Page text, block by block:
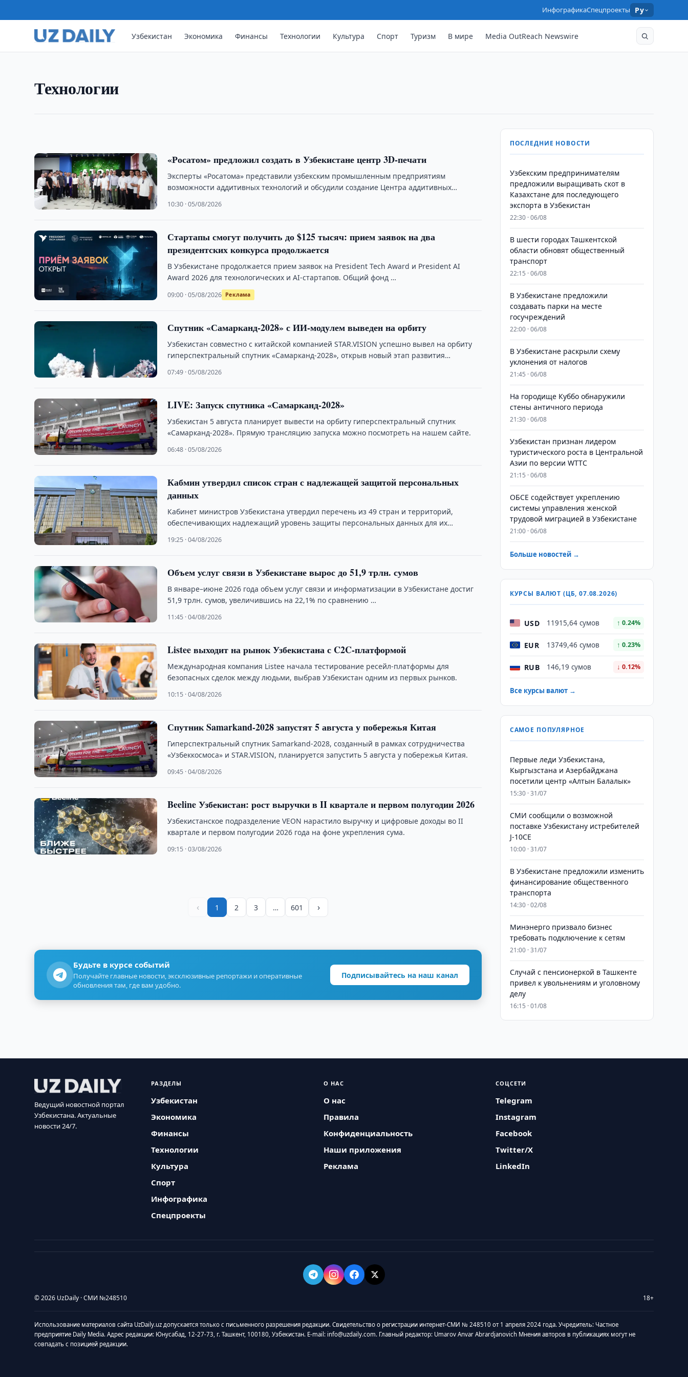
ИнфографикаСпецпроекты Ру
Узбекистан Экономика Финансы Технологии Культура Спорт Туризм В мире Media OutReach Newswire
Технологии
ТЕХНОЛОГИИ
33,3 млн. За десять лет этот показатель увеличился в 4,3 раза.
«Росатом» предложил создать в Узбекистане центр 3D-печати
Эксперты «Росатома» представили узбекским промышленным предприятиям
возможности аддитивных технологий и обсудили создание Центра аддитивных
10:30 · 05/08/2026
Стартапы смогут получить до $125 тысяч: прием заявок на два
президентских конкурса продолжается
В Узбекистане продолжается прием заявок на President Tech Award и President AI
Award 2026 для технологических и AI-стартапов. Общий фонд …
09:00 · 05/08/2026 Реклама
Спутник «Самарканд-2028» с ИИ-модулем выведен на орбиту
Узбекистан совместно с китайской компанией STAR.VISION успешно вывел на орбиту
гиперспектральный спутник «Самарканд-2028», открыв новый этап развития
07:49 · 05/08/2026
LIVE: Запуск спутника «Самарканд-2028»
Узбекистан 5 августа планирует вывести на орбиту гиперспектральный спутник
«Самарканд-2028». Прямую трансляцию запуска можно посмотреть на нашем сайте.
06:48 · 05/08/2026
Кабмин утвердил список стран с надлежащей защитой персональных
данных
Кабинет министров Узбекистана утвердил перечень из 49 стран и территорий,
обеспечивающих надлежащий уровень защиты персональных данных для их
19:25 · 04/08/2026
Объем услуг связи в Узбекистане вырос до 51,9 трлн. сумов
В январе–июне 2026 года объем услуг связи и информатизации в Узбекистане достиг
51,9 трлн. сумов, увеличившись на 22,1% по сравнению …
11:45 · 04/08/2026
Listee выходит на рынок Узбекистана с C2C-платформой
Международная компания Listee начала тестирование ресейл-платформы для
безопасных сделок между людьми, выбрав Узбекистан одним из первых рынков.
10:15 · 04/08/2026
Спутник Samarkand-2028 запустят 5 августа у побережья Китая
Гиперспектральный спутник Samarkand-2028, созданный в рамках сотрудничества
«Узбеккосмоса» и STAR.VISION, планируется запустить 5 августа у побережья Китая.
09:45 · 04/08/2026
Beeline Узбекистан: рост выручки в II квартале и первом полугодии 2026
Узбекистанское подразделение VEON нарастило выручку и цифровые доходы во II
квартале и первом полугодии 2026 года на фоне укрепления сума.
09:15 · 03/08/2026
‹ 1 2 3 … 601 ›
Будьте в курсе событий
Получайте главные новости, эксклюзивные репортажи и оперативные
обновления там, где вам удобно.
Подписывайтесь на наш канал
ПОСЛЕДНИЕ НОВОСТИ
Узбекским предпринимателям
предложили выращивать скот в
Казахстане для последующего
экспорта в Узбекистан
22:30 · 06/08
В шести городах Ташкентской
области обновят общественный
транспорт
22:15 · 06/08
В Узбекистане предложили
создавать парки на месте
госучреждений
22:00 · 06/08
В Узбекистане раскрыли схему
уклонения от налогов
21:45 · 06/08
На городище Куббо обнаружили
стены античного периода
21:30 · 06/08
Узбекистан признан лидером
туристического роста в Центральной
Азии по версии WTTC
21:15 · 06/08
ОБСЕ содействует укреплению
системы управления женской
трудовой миграцией в Узбекистане
21:00 · 06/08
Больше новостей →
КУРСЫ ВАЛЮТ (ЦБ, 07.08.2026)
USD 11915,64 сумов ↑ 0.24%
EUR 13749,46 сумов ↑ 0.23%
RUB 146,19 сумов ↓ 0.12%
Все курсы валют →
САМОЕ ПОПУЛЯРНОЕ
Первые леди Узбекистана,
Кыргызстана и Азербайджана
посетили центр «Алтын Балалык»
15:30 · 31/07
СМИ сообщили о возможной
поставке Узбекистану истребителей
J-10CE
10:00 · 31/07
В Узбекистане предложили изменить
финансирование общественного
транспорта
14:30 · 02/08
Минэнерго призвало бизнес
требовать подключение к сетям
21:00 · 31/07
Случай с пенсионеркой в Ташкенте
привел к увольнениям и уголовному
делу
16:15 · 01/08
Ведущий новостной портал
Узбекистана. Актуальные
новости 24/7.
РАЗДЕЛЫ
Узбекистан
Экономика
Финансы
Технологии
Культура
Спорт
Инфографика
Спецпроекты
О НАС
О нас
Правила
Конфиденциальность
Наши приложения
Реклама
СОЦСЕТИ
Telegram
Instagram
Facebook
Twitter/X
LinkedIn
© 2026 UzDaily · СМИ №248510 18+
Использование материалов сайта UzDaily.uz допускается только с письменного разрешения редакции. Свидетельство о регистрации интернет-СМИ № 248510 от 1 апреля 2024 года. Учредитель: Частное
предприятие Daily Media. Адрес редакции: Юнусабад, 12-27-73, г. Ташкент, 100180, Узбекистан. E-mail: info@uzdaily.com. Главный редактор: Umarov Anvar Abrardjanovich Мнения авторов в публикациях могут не
совпадать с позицией редакции.